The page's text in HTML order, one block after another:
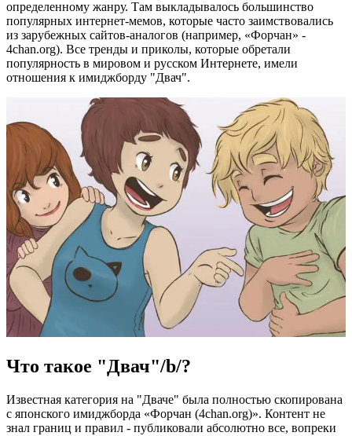
определенному жанру. Там выкладывалось большинство
популярных интернет-мемов, которые часто заимствовались
из зарубежных сайтов-аналогов (например, «Форчан» -
4chan.org). Все тренды и приколы, которые обретали
популярность в мировом и русском Интернете, имели
отношения к имиджборду "Двач".
Что такое "Двач"/b/?
Известная категория на "Дваче" была полностью скопирована
с японского имиджборда «Форчан (4chan.org)». Контент не
знал границ и правил - публиковали абсолютно все, вопреки